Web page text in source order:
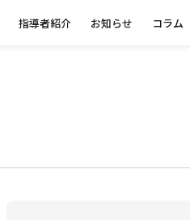
指導者紹介 お知らせ コラム